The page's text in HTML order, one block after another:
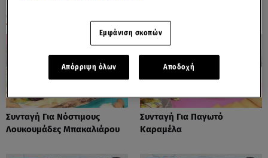
ΟΛΑ ΤΑ ΒΙΝΤΕΟ
Συνταγή Για Νόστιμους
Λουκουμάδες Μπακαλιάρου
Συνταγή Για Παγωτό
Καραμέλα
Εμφάνιση σκοπών
Απόρριψη όλων Αποδοχή